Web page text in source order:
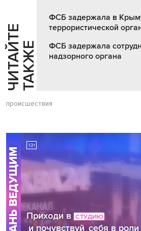
Ч
И
Т
АЙ
Т
Е
Т
А
К
ЖЕ
ФСБ задержала в
террористической
ФСБ задержала
надзорного органа
происшествия